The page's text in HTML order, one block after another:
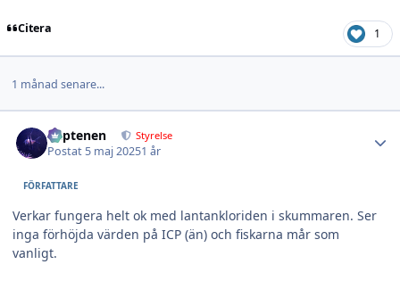
Citera 1
1 månad senare...
kaptenen Styrelse
Postat 5 maj 20251 år
FÖRFATTARE
Verkar fungera helt ok med lantankloriden i skummaren. Ser
inga förhöjda värden på ICP (än) och fiskarna mår som
vanligt.